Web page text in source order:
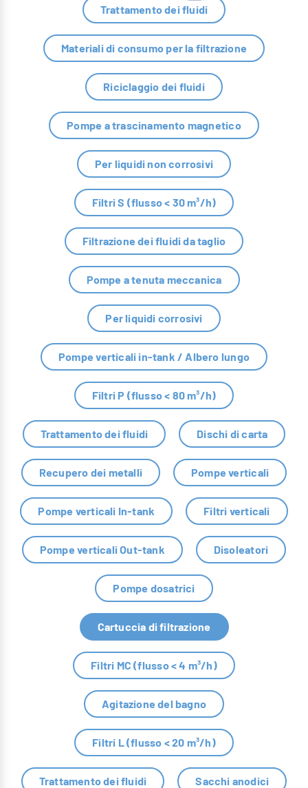
Trattamento dei fluidi
Materiali di consumo per la filtrazione
Riciclaggio dei fluidi
Pompe a trascinamento magnetico
Per liquidi non corrosivi
Filtri S (flusso < 30 m³/h)
Filtrazione dei fluidi da taglio
Pompe a tenuta meccanica
Per liquidi corrosivi
Pompe verticali in-tank / Albero lungo
Filtri P (flusso < 80 m³/h)
Trattamento dei fluidi Dischi di carta
Recupero dei metalli Pompe verticali
Pompe verticali In-tank Filtri verticali
Pompe verticali Out-tank Disoleatori
Pompe dosatrici
Cartuccia di filtrazione
Filtri MC (flusso < 4 m³/h)
Agitazione del bagno
Filtri L (flusso < 20 m³/h)
Trattamento dei fluidi Sacchi anodici